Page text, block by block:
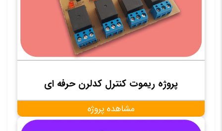
پروژه ریموت کنترل کدلرن حرفه ای
مشاهده پروژه